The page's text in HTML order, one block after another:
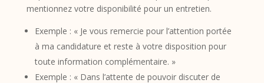
mentionnez votre disponibilité pour un entretien.
Exemple : « Je vous remercie pour l’attention portée
à ma candidature et reste à votre disposition pour
toute information complémentaire. »
Exemple : « Dans l’attente de pouvoir discuter de